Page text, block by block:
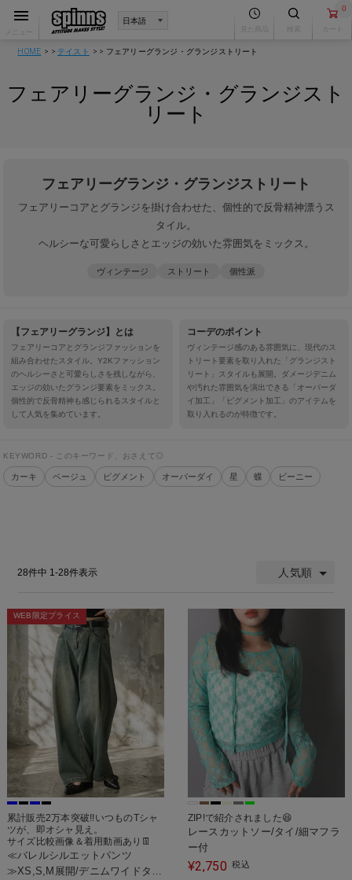
0
HOME テイスト フェアリーグランジ・グランジストリート
フェアリーグランジ・グランジスト
リート
フェアリーグランジ・グランジストリート
フェアリーコアとグランジを掛け合わせた、個性的で反骨精神漂うス
タイル。
ヘルシーな可愛らしさとエッジの効いた雰囲気をミックス。
ヴィンテージ ストリート 個性派
【フェアリーグランジ】とは
フェアリーコアとグランジファッションを
組み合わせたスタイル。Y2Kファッション
のヘルシーさと可愛らしさを残しながら、
エッジの効いたグランジ要素をミックス。
個性的で反骨精神も感じられるスタイルと
して人気を集めています。
コーデのポイント
ヴィンテージ感のある雰囲気に、現代のス
トリート要素を取り入れた「グランジスト
リート」スタイルも展開。ダメージデニム
や汚れた雰囲気を演出できる「オーバーダ
イ加工」「ピグメント加工」のアイテムを
取り入れるのが特徴です。
KEYWORD - このキーワード、おさえて◎
カーキ ベージュ ピグメント オーバーダイ 星 蝶 ビーニー
人気順
28件中 1-28件表示
WEB限定プライス
累計販売2万本突破!!いつものTシャ
ツが、即オシャ見え。
サイズ比較画像＆着用動画あり👖
≪バレルシルエットパンツ
≫XS,S,M展開/デニムワイドタッ
ZIP!で紹介されました😆
レースカットソー/タイ/細マフラ
ー付
¥2,750 税込